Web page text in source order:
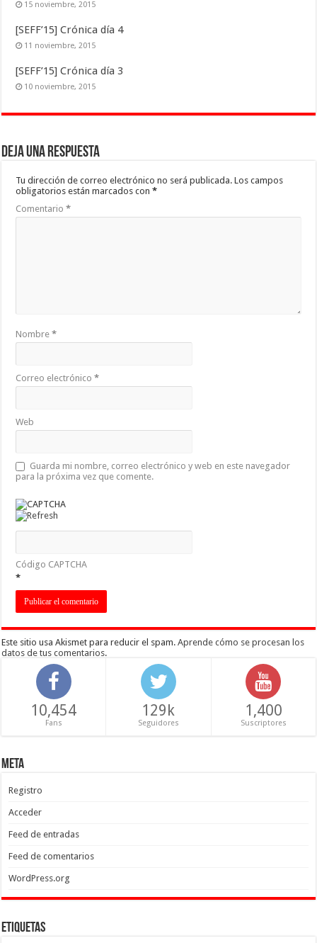
15 noviembre, 2015
[SEFF’15] Crónica día 4
11 noviembre, 2015
[SEFF’15] Crónica día 3
10 noviembre, 2015
Deja una respuesta
Tu dirección de correo electrónico no será publicada. Los campos
obligatorios están marcados con*
Comentario*
Nombre*
Correo electrónico*
Web
Guarda mi nombre, correo electrónico y web en este navegador
para la próxima vez que comente.
Código CAPTCHA
*
Este sitio usa Akismet para reducir el spam.Aprende cómo se procesan los
datos de tus comentarios.
10,454
Fans
129k
Seguidores
1,400
Suscriptores
Meta
Registro
Acceder
Feed de entradas
Feed de comentarios
WordPress.org
Etiquetas